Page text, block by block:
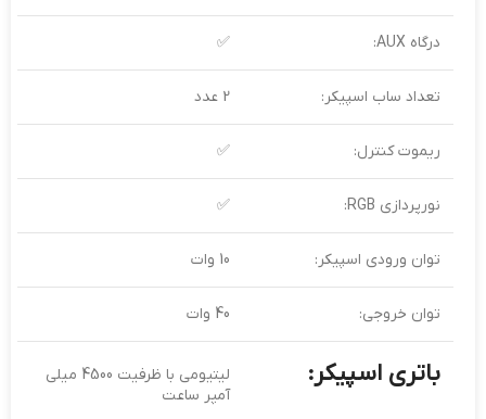
درگاه AUX: ✅
تعداد ساب‌ اسپیکر: 2 عدد
ریموت کنترل: ✅
نورپردازی RGB: ✅
توان ورودی اسپیکر: 10 وات
توان خروجی: 40 وات
باتری اسپیکر:
لیتیومی با ظرفیت 4500 میلی
آمپر ساعت